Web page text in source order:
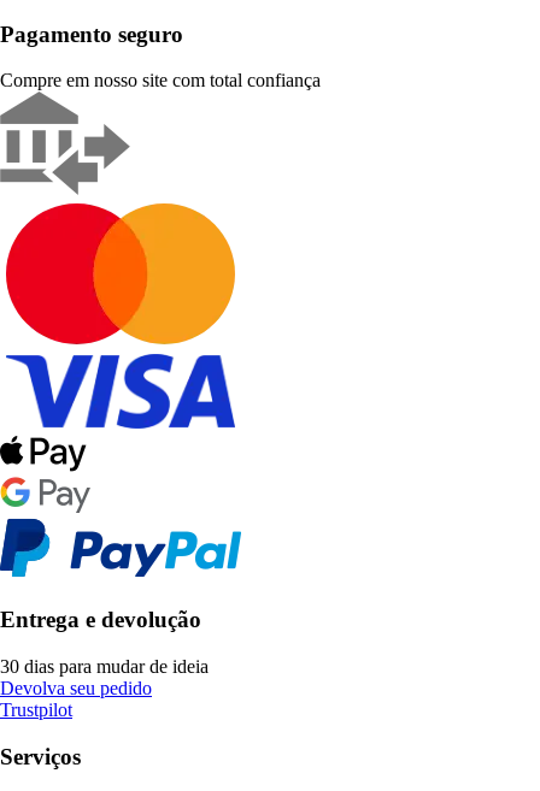
Pagamento seguro
Compre em nosso site com total confiança
Entrega e devolução
30 dias para mudar de ideia
Devolva seu pedido
Trustpilot
Serviços